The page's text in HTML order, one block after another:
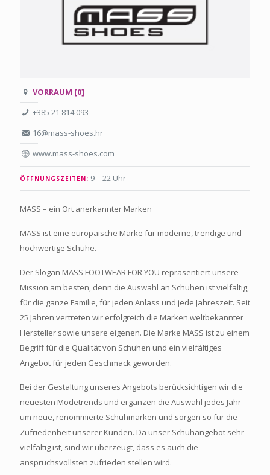
VORRAUM [0]
+385 21 814 093
16@mass-shoes.hr
www.mass-shoes.com
ÖFFNUNGSZEITEN: 9 – 22 Uhr
MASS – ein Ort anerkannter Marken
MASS ist eine europäische Marke für moderne, trendige und
hochwertige Schuhe.
Der Slogan MASS FOOTWEAR FOR YOU repräsentiert unsere
Mission am besten, denn die Auswahl an Schuhen ist vielfältig,
für die ganze Familie, für jeden Anlass und jede Jahreszeit. Seit
25 Jahren vertreten wir erfolgreich die Marken weltbekannter
Hersteller sowie unsere eigenen. Die Marke MASS ist zu einem
Begriff für die Qualität von Schuhen und ein vielfältiges
Angebot für jeden Geschmack geworden.
Bei der Gestaltung unseres Angebots berücksichtigen wir die
neuesten Modetrends und ergänzen die Auswahl jedes Jahr
um neue, renommierte Schuhmarken und sorgen so für die
Zufriedenheit unserer Kunden. Da unser Schuhangebot sehr
vielfältig ist, sind wir überzeugt, dass es auch die
anspruchsvollsten zufrieden stellen wird.